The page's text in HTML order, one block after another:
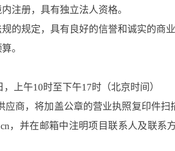
注册，具有独立法人资格。
的规定，具有良好的信誉和诚实的商业
。
上午10时至下午17时（北京时间）
应商，将加盖公章的营业执照复印件
，并在邮箱中注明项目联系人及联